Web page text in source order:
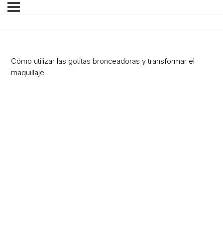
Cómo utilizar las gotitas bronceadoras y transformar el
maquillaje